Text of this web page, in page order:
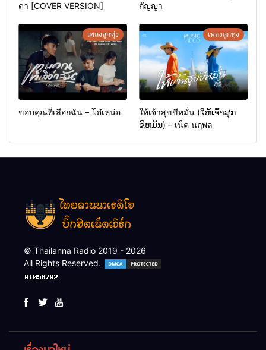
ดา [COVER VERSION]
กัญญา
เพลงลูกทุ่ง
ขอบคุณที่เลือกฉัน – โต๋เหน่อ
เพลงลูกทุ่ง
ให้เจ้าสุขขีหมั่น (ໃຫ້ເຈົ້າສຸກ
ຂີຫມັ້ນ) – เน็ค นฤพล
© Thailanna Radio 2019 - 2026
All Rights Reserved.